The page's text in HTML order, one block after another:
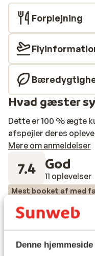
Denne
Forplejning
Hvad gæster
Dette er 100 % ægte
afspejler deres
Mere om anmeldelser
7.4 God
11 oplevelser
Mest booket af med
8.4 Fabelagtig
ned
ned